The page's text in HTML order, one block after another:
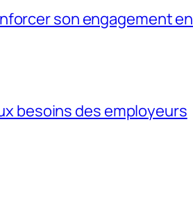
son engagement en
besoins des employeurs